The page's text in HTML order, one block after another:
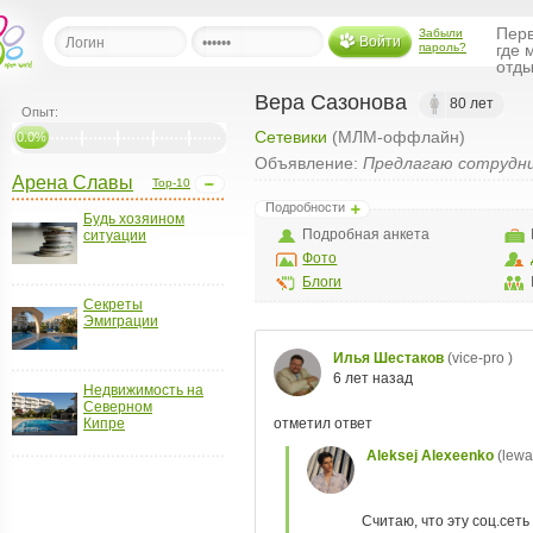
Войти
Забыли
пароль?
где
друзей
Опыт:
0.0%
Top-10
Арена Славы
Будь хозяином
ситуации
Секреты
Эмиграции
Недвижимость на
Северном
Кипре
Вера Сазонова 80 лет
Сетевики (МЛМ-оффлайн)
Объявление: Предлагаю
Подробности
Подробная анкета
Фото
Блоги